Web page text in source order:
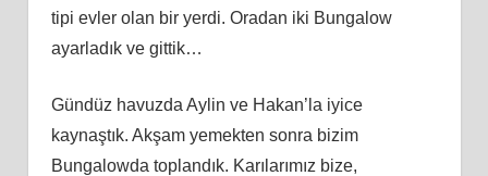
tipi evler olan bir yerdi. Oradan iki Bungalow
ayarladık ve gittik…
Gündüz havuzda Aylin ve Hakan’la iyice
kaynaştık. Akşamyemekten sonra bizim
Bungalowda toplandık. Karılarımız bize,